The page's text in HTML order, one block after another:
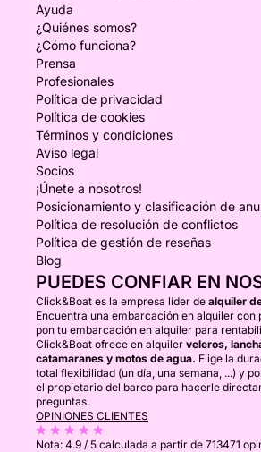
Ayuda
¿Quiénes somos?
¿Cómo funciona?
Prensa
Profesionales
Política de privacidad
Política de cookies
Términos y condiciones
Aviso legal
Socios
¡Únete a nosotros!
Posicionamiento y clasificación de
Política de resolución de conflictos
Política de gestión de reseñas
Blog
PUEDES CONFIAR EN
Click&Boat es la empresa líder de alquiler
Encuentra una embarcación en alquiler con
pon tu embarcación en alquiler para
Click&Boat ofrece en alquiler veleros,
catamaranes y motos de agua. Elige la
total flexibilidad (un día, una semana, ...) y
el propietario del barco para hacerle
preguntas.
OPINIONES CLIENTES
Nota: 4.9 / 5 calculada a partir de 713471